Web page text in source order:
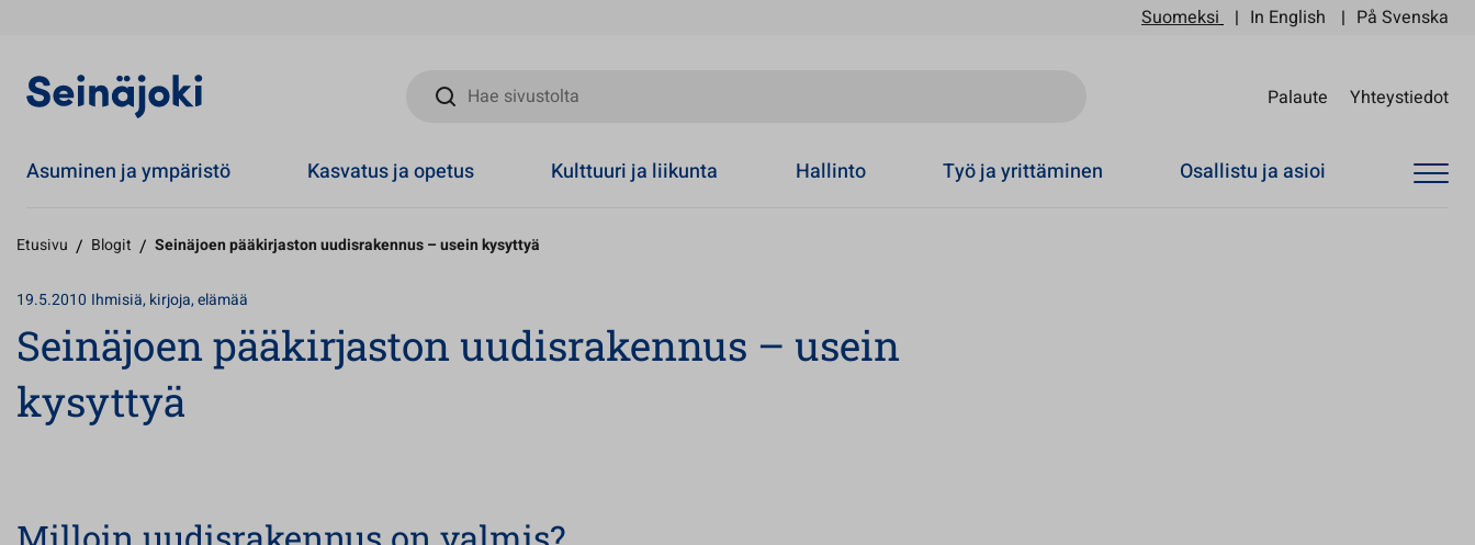
Suomeksi In English På Svenska
Hae sivustolta
Palaute Yhteystiedot
Asuminen ja ympäristö Kasvatus ja opetus Kulttuuri ja liikunta Hallinto Työ ja yrittäminen Osallistu ja asioi
Etusivu / Blogit / Seinäjoen pääkirjaston uudisrakennus – usein kysyttyä
19.5.2010 Ihmisiä, kirjoja, elämää
Seinäjoen pääkirjaston uudisrakennus – usein
kysyttyä